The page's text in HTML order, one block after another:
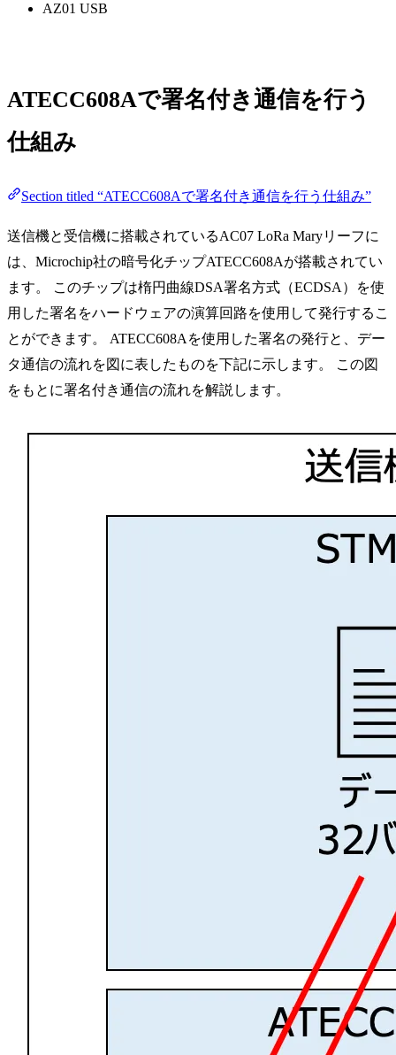
AZ01 USB
ATECC608Aで署名付き通信を行う
仕組み
Section titled “ATECC608Aで署名付き通信を行う仕組み”
送信機と受信機に搭載されているAC07 LoRa Maryリーフに
は、Microchip社の暗号化チップATECC608Aが搭載されてい
ます。 このチップは楕円曲線DSA署名方式（ECDSA）を使
用した署名をハードウェアの演算回路を使用して発行するこ
とができます。 ATECC608Aを使用した署名の発行と、デー
タ通信の流れを図に表したものを下記に示します。 この図
をもとに署名付き通信の流れを解説します。